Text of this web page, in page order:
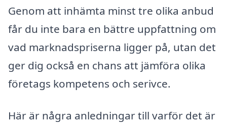
Genom att inhämta minst tre olika anbud
får du inte bara en bättre uppfattning om
vad marknadspriserna ligger på, utan det
ger dig också en chans att jämföra olika
företags kompetens och serivce.
Här är några anledningar till varför det är